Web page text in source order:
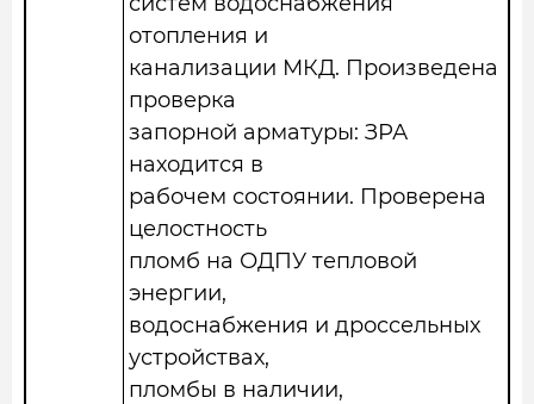
отопления и
канализации МКД. Произведена
проверка
запорной арматуры: ЗРА
находится в
рабочем состоянии. Проверена
целостность
пломб на ОДПУ тепловой
энергии,
водоснабжения и дроссельных
устройствах,
пломбы в наличии,